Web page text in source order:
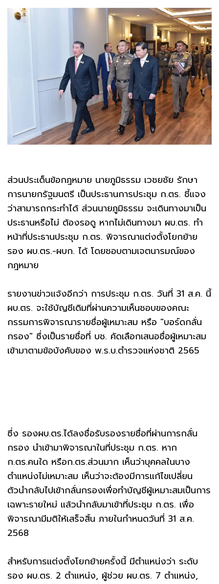
ส่วนประเด็นข้อกฎหมาย นายภูมิธรรม เวชยชัย รักษา
การนายกรัฐมนตรี เป็นประธานการประชุม ก.ตร. ชี้แจง
ว่าสามารถกระทำได้ ส่วนนายภูมิธรรม จะเดินทางมาเป็น
ประธานหรือไม่ ต้องรอดู หากไม่เดินทางมา ผบ.ตร. ทำ
หน้าที่ประธานประชุม ก.ตร. พิจารณาแต่งตั้งโยกย้าย
รอง ผบ.ตร.-ผบก. ได้ โดยชอบตามเจตนารมณ์ของ
กฎหมาย
รายงานข่าวแจ้งอีกว่า การประชุม ก.ตร. วันที่ 31 ส.ค. นี้
ผบ.ตร. จะใช้บัญชีเดิมที่ผ่านความเห็นชอบของคณะ
กรรมการพิจารณารายชื่อผู้เหมาะสม หรือ "บอร์ดกลั่น
กรอง" ซึ่งเป็นรายชื่อที่ บช. คัดเลือกเสนอชื่อผู้เหมาะสม
เข้ามาตามข้อบังคับของ พ.ร.บ.ตำรวจแห่งชาติ 2565
ซึ่ง รองผบ.ตร.ได้ลงชื่อรับรองรายชื่อที่ผ่านการกลั่น
กรอง นำเข้ามาพิจารณาในที่ประชุม ก.ตร. หาก
ก.ตร.คนใด หรือก.ตร.ส่วนมาก เห็นว่าบุคคลในบาง
ตำแหน่งไม่เหมาะสม เห็นว่าจะต้องมีการแก้ไขเปลี่ยน
ตัวนำกลับไปเข้ากลั่นกรองเพื่อทำบัญชีผู้เหมาะสมเป็นการ
เฉพาะรายใหม่ แล้วนำกลับมาเข้าที่ประชุม ก.ตร. เพื่อ
พิจารณามีมติให้เสร็จสิ้น ภายในกำหนดวันที่ 31 ส.ค.
2568
สำหรับการแต่งตั้งโยกย้ายครั้งนี้ มีตำแหน่งว่า ระดับ
รอง ผบ.ตร. 2 ตำแหน่ง, ผู้ช่วย ผบ.ตร. 7 ตำแหน่ง,